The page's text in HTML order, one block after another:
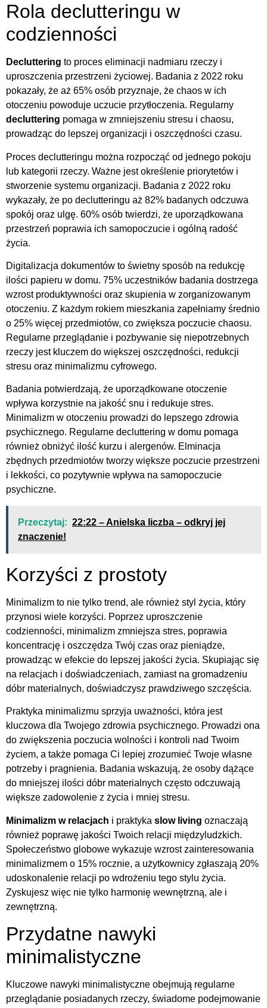
Rola declutteringu w
codzienności
Decluttering to proces eliminacji nadmiaru rzeczy i
uproszczenia przestrzeni życiowej. Badania z 2022 roku
pokazały, że aż 65% osób przyznaje, że chaos w ich
otoczeniu powoduje uczucie przytłoczenia. Regularny
decluttering pomaga w zmniejszeniu stresu i chaosu,
prowadząc do lepszej organizacji i oszczędności czasu.
Proces declutteringu można rozpocząć od jednego pokoju
lub kategorii rzeczy. Ważne jest określenie priorytetów i
stworzenie systemu organizacji. Badania z 2022 roku
wykazały, że po declutteringu aż 82% badanych odczuwa
spokój oraz ulgę. 60% osób twierdzi, że uporządkowana
przestrzeń poprawia ich samopoczucie i ogólną radość
życia.
Digitalizacja dokumentów to świetny sposób na redukcję
ilości papieru w domu. 75% uczestników badania dostrzega
wzrost produktywności oraz skupienia w zorganizowanym
otoczeniu. Z każdym rokiem mieszkania zapełniamy średnio
o 25% więcej przedmiotów, co zwiększa poczucie chaosu.
Regularne przeglądanie i pozbywanie się niepotrzebnych
rzeczy jest kluczem do większej oszczędności, redukcji
stresu oraz minimalizmu cyfrowego.
Badania potwierdzają, że uporządkowane otoczenie
wpływa korzystnie na jakość snu i redukuje stres.
Minimalizm w otoczeniu prowadzi do lepszego zdrowia
psychicznego. Regularne decluttering w domu pomaga
również obniżyć ilość kurzu i alergenów. Elminacja
zbędnych przedmiotów tworzy większe poczucie przestrzeni
i lekkości, co pozytywnie wpływa na samopoczucie
psychiczne.
Przeczytaj: 22:22 – Anielska liczba – odkryj jej
znaczenie!
Korzyści z prostoty
Minimalizm to nie tylko trend, ale również styl życia, który
przynosi wiele korzyści. Poprzez uproszczenie
codzienności, minimalizm zmniejsza stres, poprawia
koncentrację i oszczędza Twój czas oraz pieniądze,
prowadząc w efekcie do lepszej jakości życia. Skupiając się
na relacjach i doświadczeniach, zamiast na gromadzeniu
dóbr materialnych, doświadczysz prawdziwego szczęścia.
Praktyka minimalizmu sprzyja uważności, która jest
kluczowa dla Twojego zdrowia psychicznego. Prowadzi ona
do zwiększenia poczucia wolności i kontroli nad Twoim
życiem, a także pomaga Ci lepiej zrozumieć Twoje własne
potrzeby i pragnienia. Badania wskazują, że osoby dążące
do mniejszej ilości dóbr materialnych często odczuwają
większe zadowolenie z życia i mniej stresu.
Minimalizm w relacjach i praktyka slow living oznaczają
również poprawę jakości Twoich relacji międzyludzkich.
Społeczeństwo globowe wykazuje wzrost zainteresowania
minimalizmem o 15% rocznie, a użytkownicy zgłaszają 20%
udoskonalenie relacji po wdrożeniu tego stylu życia.
Zyskujesz więc nie tylko harmonię wewnętrzną, ale i
zewnętrzną.
Przydatne nawyki
minimalistyczne
Kluczowe nawyki minimalistyczne obejmują regularne
przeglądanie posiadanych rzeczy, świadome podejmowanie